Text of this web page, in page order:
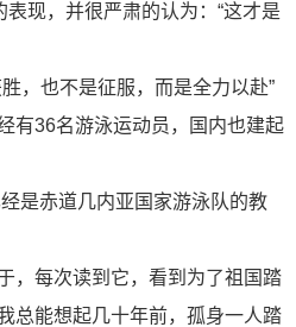
表现，并很严肃的认为：“这才是
，也不是征服，而是全力以赴”
有36名游泳运动员，国内也建起
是赤道几内亚国家游泳队的教
，每次读到它，看到为了祖国踏
总能想起几十年前，孤身一人踏